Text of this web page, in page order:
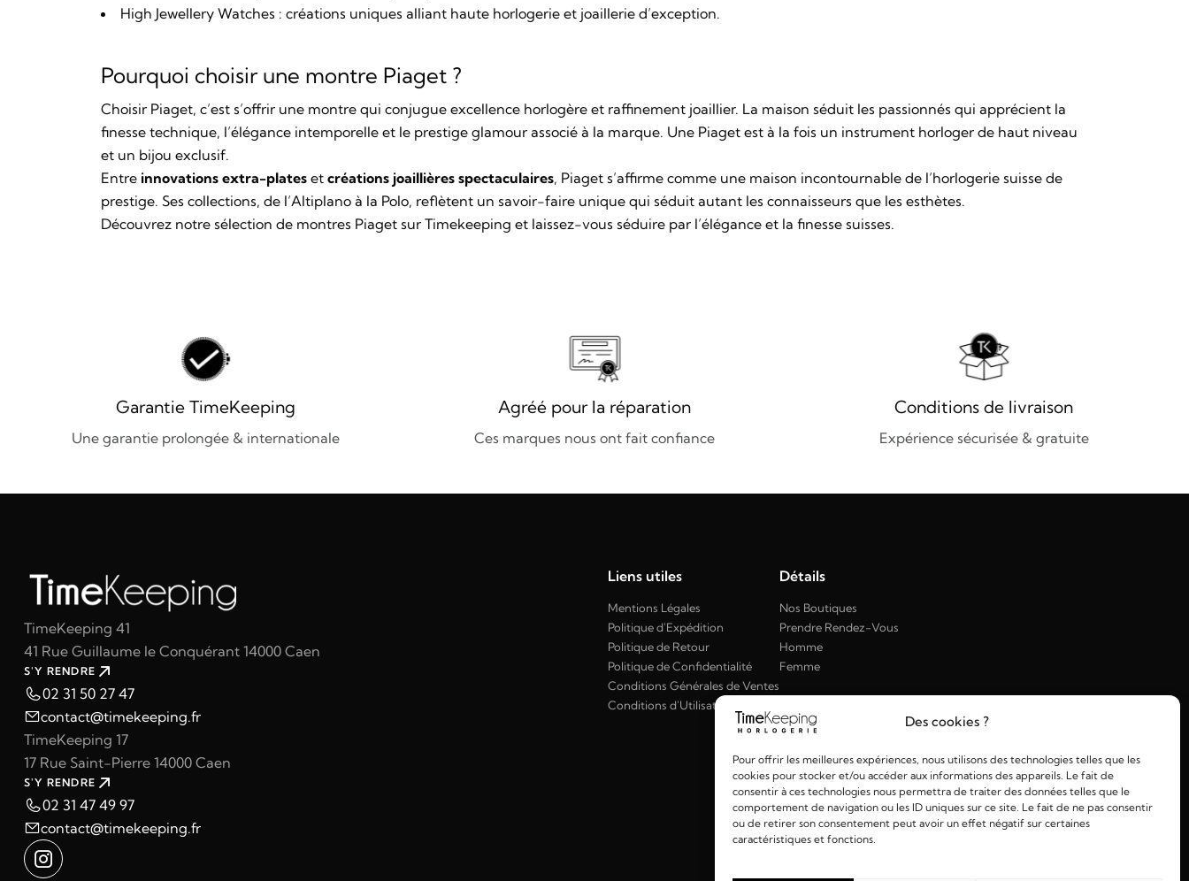
Des cookies ?
Pour offrir les meilleures expériences, nous utilisons des technologies telles que les
cookies pour stocker et/ou accéder aux informations des appareils. Le fait de
consentir à ces technologies nous permettra de traiter des données telles que le
comportement de navigation ou les ID uniques sur ce site. Le fait de ne pas consentir
ou de retirer son consentement peut avoir un effet négatif sur certaines
caractéristiques et fonctions.
High Jewellery Watches : créations uniques alliant haute horlogerie et joaillerie d’exception.
Pourquoi choisir une montre Piaget ?
Choisir Piaget, c’est s’offrir une montre qui conjugue excellence horlogère et raffinement joaillier. La maison séduit les passionnés qui apprécient la
finesse technique, l’élégance intemporelle et le prestige glamour associé à la marque. Une Piaget est à la fois un instrument horloger de haut niveau
et un bijou exclusif.
Entre innovations extra-plates et créations joaillières spectaculaires, Piaget s’affirme comme une maison incontournable de l’horlogerie suisse de
prestige. Ses collections, de l’Altiplano à la Polo, reflètent un savoir-faire unique qui séduit autant les connaisseurs que les esthètes.
Découvrez notre sélection de montres Piaget sur Timekeeping et laissez-vous séduire par l’élégance et la finesse suisses.
Garantie TimeKeeping
Une garantie prolongée & internationale
Agréé pour la réparation
Ces marques nous ont fait confiance
Conditions de livraison
Expérience sécurisée & gratuite
TimeKeeping 41
41 Rue Guillaume le Conquérant 14000 Caen
S'Y RENDRE
02 31 50 27 47
contact@timekeeping.fr
TimeKeeping 17
17 Rue Saint-Pierre 14000 Caen
S'Y RENDRE
02 31 47 49 97
contact@timekeeping.fr
Liens utiles
Mentions Légales
Politique d'Expédition
Politique de Retour
Politique de Confidentialité
Conditions Générales de Ventes
Conditions d'Utilisation
Détails
Nos Boutiques
Prendre Rendez-Vous
Homme
Femme